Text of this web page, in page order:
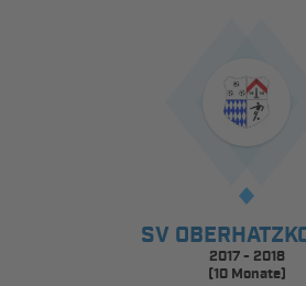
SV
2017 - 2018
(10 Monate)